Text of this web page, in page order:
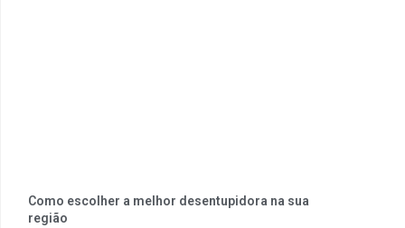
Como escolher a melhor desentupidora na sua
região